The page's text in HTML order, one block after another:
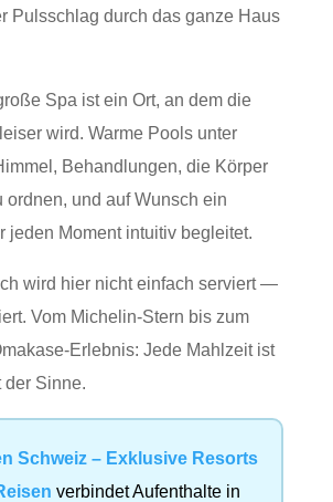
Pulsschlag durch das ganze Haus
Spa ist ein Ort, an dem die
wird. Warme Pools unter
Behandlungen, die Körper
ordnen, und auf Wunsch ein
jeden Moment intuitiv begleitet.
wird hier nicht einfach serviert —
Vom Michelin‑Stern bis zum
Jede Mahlzeit ist
der Sinne.
Schweiz – Exklusive Resorts
verbindet Aufenthalte in